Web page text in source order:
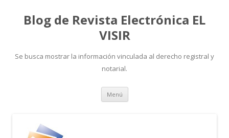
Blog de Revista Electrónica EL
VISIR
Se busca mostrar la información vinculada al derecho registral y
notarial.
Menú Ir
contenido